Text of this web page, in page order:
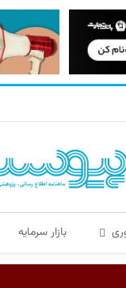
بازار سرمایه